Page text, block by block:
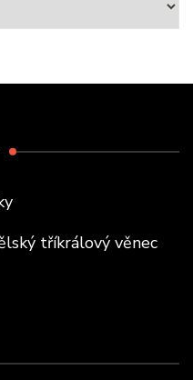
tříkrálový věnec